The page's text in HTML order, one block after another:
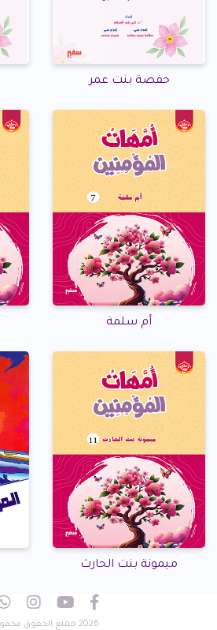
حفصة بنت عمر
أم سلمة
ميمونة بنت الحارث
2026 جميع الحقوق محفوظة.